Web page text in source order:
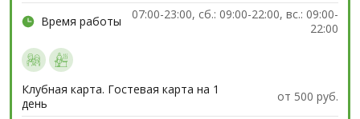
Время работы
07:00-23:00, сб.: 09:00-22:00, вс.: 09:00-
22:00
Клубная карта. Гостевая карта на 1
день
от 500 руб.